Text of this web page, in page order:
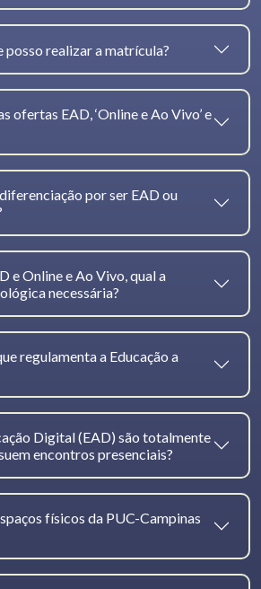
posso realizar a matrícula?
ofertas EAD, ‘Online e Ao Vivo’ e
por ser EAD ou
e Online e Ao Vivo, qual a
necessária?
regulamenta a Educação a
Digital (EAD) são totalmente
encontros presenciais?
físicos da PUC-Campinas